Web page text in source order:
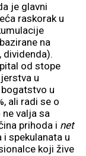
je glavni
raskorak u
na
dividenda).
od stope
u
u
ali radi se o
valja sa
prihoda i net
spekulanata u
koji žive